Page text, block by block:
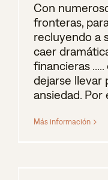
Con
fronteras,
recluyendo a
caer
financieras
dejarse llevar
ansiedad. Por
Más información